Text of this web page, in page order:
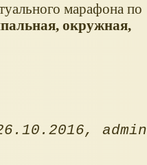
марафона по
окружная,
admin